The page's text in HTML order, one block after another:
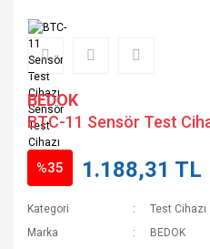
BEDOK
BTC-11 Sensör Test
%35 1.188,31 TL
Kategori
Test Cihazı
Marka
BEDOK